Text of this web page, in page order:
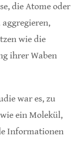
die Atome oder
wie die
ihrer Waben
war es, zu
ein Molekül,
Informationen